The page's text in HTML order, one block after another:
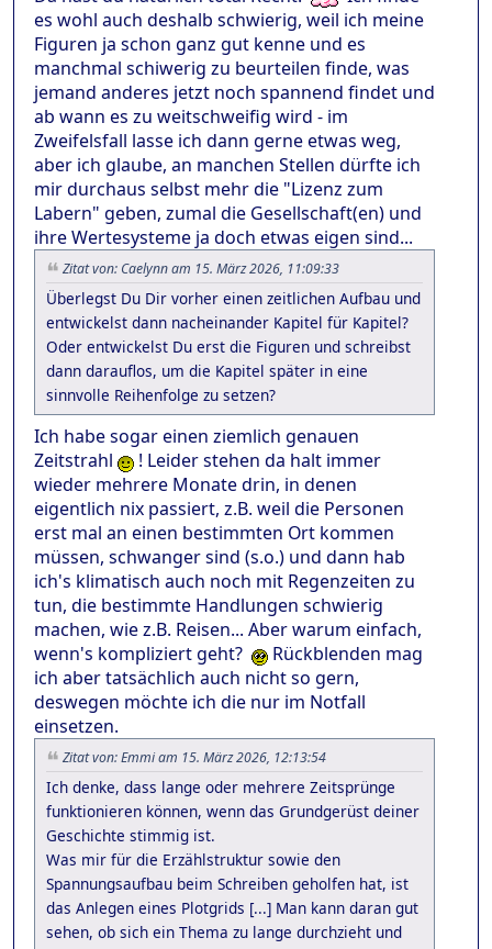
es wohl auch deshalb schwierig, weil ich meine
Figuren ja schon ganz gut kenne und es
manchmal schiwerig zu beurteilen finde, was
jemand anderes jetzt noch spannend findet und
ab wann es zu weitschweifig wird - im
Zweifelsfall lasse ich dann gerne etwas weg,
aber ich glaube, an manchen Stellen dürfte ich
mir durchaus selbst mehr die "Lizenz zum
Labern" geben, zumal die Gesellschaft(en) und
ihre Wertesysteme ja doch etwas eigen sind...
Zitat von: Caelynn am 15. März 2026, 11:09:33
Überlegst Du Dir vorher einen zeitlichen Aufbau und
entwickelst dann nacheinander Kapitel für Kapitel?
Oder entwickelst Du erst die Figuren und schreibst
dann darauflos, um die Kapitel später in eine
sinnvolle Reihenfolge zu setzen?
Ich habe sogar einen ziemlich genauen
Zeitstrahl
! Leider stehen da halt immer
wieder mehrere Monate drin, in denen
eigentlich nix passiert, z.B. weil die Personen
erst mal an einen bestimmten Ort kommen
müssen, schwanger sind (s.o.) und dann hab
ich's klimatisch auch noch mit Regenzeiten zu
tun, die bestimmte Handlungen schwierig
machen, wie z.B. Reisen... Aber warum einfach,
wenn's kompliziert geht?
Rückblenden mag
ich aber tatsächlich auch nicht so gern,
deswegen möchte ich die nur im Notfall
einsetzen.
Zitat von: Emmi am 15. März 2026, 12:13:54
Ich denke, dass lange oder mehrere Zeitsprünge
funktionieren können, wenn das Grundgerüst deiner
Geschichte stimmig ist.
Was mir für die Erzählstruktur sowie den
Spannungsaufbau beim Schreiben geholfen hat, ist
das Anlegen eines Plotgrids [...] Man kann daran gut
sehen, ob sich ein Thema zu lange durchzieht und